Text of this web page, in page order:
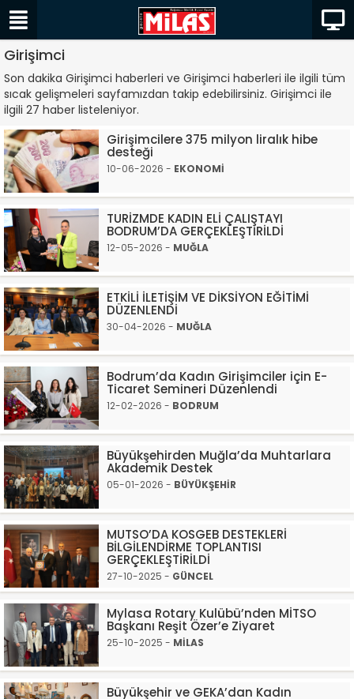
Girişimci
Son dakika Girişimci haberleri ve Girişimci haberleri ile ilgili tüm
sıcak gelişmeleri sayfamızdan takip edebilirsiniz. Girişimci ile
ilgili 27 haber listeleniyor.
Girişimcilere 375 milyon liralık hibe
desteği
10-06-2026 - EKONOMİ
TURİZMDE KADIN ELİ ÇALIŞTAYI
BODRUM’DA GERÇEKLEŞTİRİLDİ
12-05-2026 - MUĞLA
ETKİLİ İLETİŞİM VE DİKSİYON EĞİTİMİ
DÜZENLENDİ
30-04-2026 - MUĞLA
Bodrum’da Kadın Girişimciler için E-
Ticaret Semineri Düzenlendi
12-02-2026 - BODRUM
Büyükşehirden Muğla’da Muhtarlara
Akademik Destek
05-01-2026 - BÜYÜKŞEHİR
MUTSO’DA KOSGEB DESTEKLERİ
BİLGİLENDİRME TOPLANTISI
GERÇEKLEŞTİRİLDİ
27-10-2025 - GÜNCEL
Mylasa Rotary Kulübü’nden MİTSO
Başkanı Reşit Özer’e Ziyaret
25-10-2025 - MİLAS
Büyükşehir ve GEKA’dan Kadın